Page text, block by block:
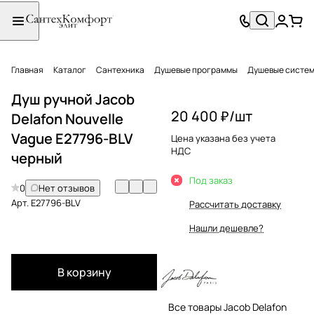
Главная Каталог Сантехника Душевые программы Душевые
Душ ручной Jacob
Delafon Nouvelle
Vague E27796-BLV
черный
0
Нет отзывов
Арт.E27796-BLV
В корзину
20 400 ₽/шт
Цена указана без учета
НДС
Под заказ
Рассчитать доставку
Нашли дешевле?
Все товары Jacob Delafon